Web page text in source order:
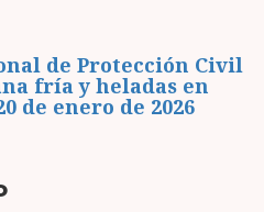
de Protección Civil
fría y heladas en
de enero de 2026